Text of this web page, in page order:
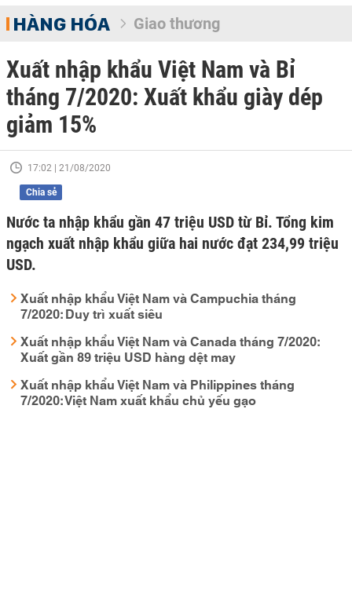
HÀNG HÓA Giao thương
Xuất nhập khẩu Việt Nam và Bỉ
tháng 7/2020: Xuất khẩu giày dép
giảm 15%
17:02 | 21/08/2020
Chia sẻ
Nước ta nhập khẩu gần 47 triệu USD từ Bỉ. Tổng kim
ngạch xuất nhập khẩu giữa hai nước đạt 234,99 triệu
USD.
Xuất nhập khẩu Việt Nam và Campuchia tháng
7/2020: Duy trì xuất siêu
Xuất nhập khẩu Việt Nam và Canada tháng 7/2020:
Xuất gần 89 triệu USD hàng dệt may
Xuất nhập khẩu Việt Nam và Philippines tháng
7/2020: Việt Nam xuất khẩu chủ yếu gạo